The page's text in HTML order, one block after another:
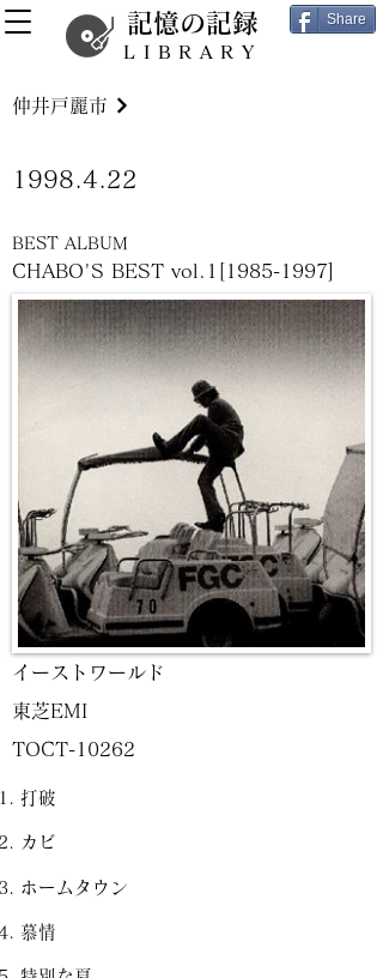
記憶の記録
LIBRARY
Share
CHABO'S BEST vol.1[1985-1997]
打破
カビ
ホームタウン
慕情
仲井戸麗市
1998.4.22
BEST ALBUM
イーストワールド
東芝EMI
TOCT-10262